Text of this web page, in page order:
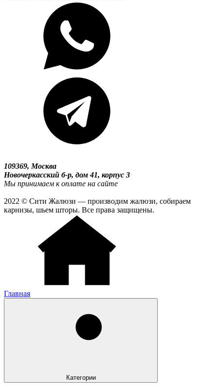
109369, Москва
Новочеркасский б-р, дом 41, корпус 3
Мы принимаем к оплате на сайте
2022 © Сити Жалюзи — производим жалюзи, собираем
карнизы, шьем шторы. Все права защищены.
Главная
Категории